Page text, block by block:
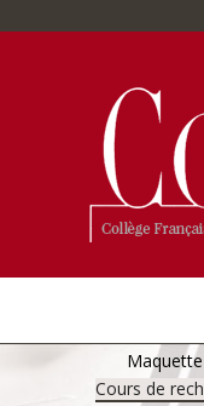
Maquette
Cours de